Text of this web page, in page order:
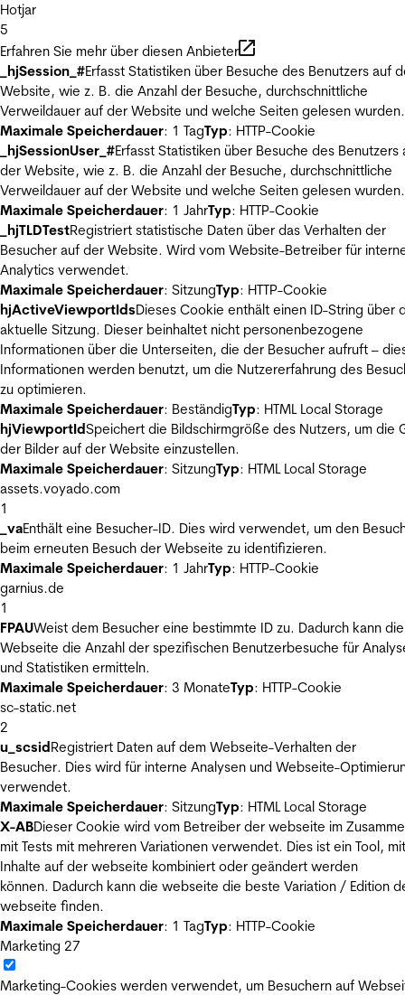
Hotjar
5
Erfahren Sie mehr über diesen Anbieter
_hjSession_#Erfasst Statistiken über Besuche des Benutzers auf
Website, wie z. B. die Anzahl der Besuche, durchschnittliche
Verweildauer auf der Website und welche Seiten gelesen wurden.
Maximale Speicherdauer: 1 TagTyp: HTTP-Cookie
_hjSessionUser_#Erfasst Statistiken über Besuche des Benutzers
der Website, wie z. B. die Anzahl der Besuche, durchschnittliche
Verweildauer auf der Website und welche Seiten gelesen wurden.
Maximale Speicherdauer: 1 JahrTyp: HTTP-Cookie
_hjTLDTestRegistriert statistische Daten über das Verhalten der
Besucher auf der Website. Wird vom Website-Betreiber für
Analytics verwendet.
Maximale Speicherdauer: SitzungTyp: HTTP-Cookie
hjActiveViewportIdsDieses Cookie enthält einen ID-String über
aktuelle Sitzung. Dieser beinhaltet nicht personenbezogene
Informationen über die Unterseiten, die der Besucher aufruft –
Informationen werden benutzt, um die Nutzererfahrung des
zu optimieren.
Maximale Speicherdauer: BeständigTyp: HTML Local Storage
hjViewportIdSpeichert die Bildschirmgröße des Nutzers, um die
der Bilder auf der Website einzustellen.
Maximale Speicherdauer: SitzungTyp: HTML Local Storage
assets.voyado.com
1
_vaEnthält eine Besucher-ID. Dies wird verwendet, um den
beim erneuten Besuch der Webseite zu identifizieren.
Maximale Speicherdauer: 1 JahrTyp: HTTP-Cookie
garnius.de
1
FPAUWeist dem Besucher eine bestimmte ID zu. Dadurch kann die
Webseite die Anzahl der spezifischen Benutzerbesuche für
und Statistiken ermitteln.
Maximale Speicherdauer: 3 MonateTyp: HTTP-Cookie
sc-static.net
2
u_scsidRegistriert Daten auf dem Webseite-Verhalten der
Besucher. Dies wird für interne Analysen und Webseite-
verwendet.
Maximale Speicherdauer: SitzungTyp: HTML Local Storage
X-ABDieser Cookie wird vom Betreiber der webseite im
mit Tests mit mehreren Variationen verwendet. Dies ist ein Tool,
Inhalte auf der webseite kombiniert oder geändert werden
können. Dadurch kann die webseite die beste Variation / Edition
webseite finden.
Maximale Speicherdauer: 1 TagTyp: HTTP-Cookie
Marketing 27
Marketing-Cookies werden verwendet, um Besuchern auf